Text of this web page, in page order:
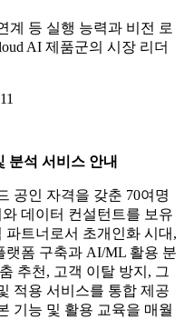
계 등 실행 능력과 비전 로
AI 제품군의 시장 리더
분석 서비스 안내
공인 자격을 갖춘 70여명
데이터 컨설턴트를 보유
트너로서 초개인화 시대,
랫폼 구축과 AI/ML 활용 분
추천, 고객 이탈 방지, 그
적용 서비스를 통합 제공
기능 및 활용 교육을 매월